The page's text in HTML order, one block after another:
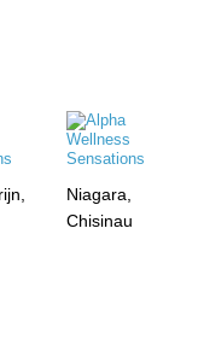
Niagara,
Chisinau